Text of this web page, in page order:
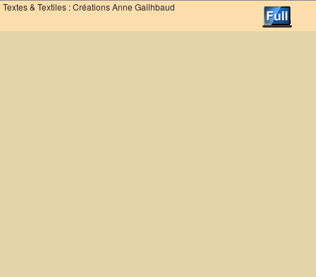
Textes & Textiles : Créations Anne Gailhbaud